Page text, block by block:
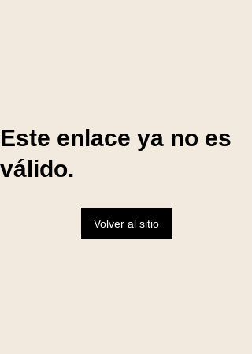
Este enlace ya no es
válido.
Volver al sitio